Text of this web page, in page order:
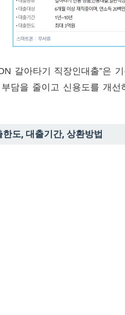
갈아타기 직장인대출”은
담을 줄이고 신용도를 개
도, 대출기간, 상환방법